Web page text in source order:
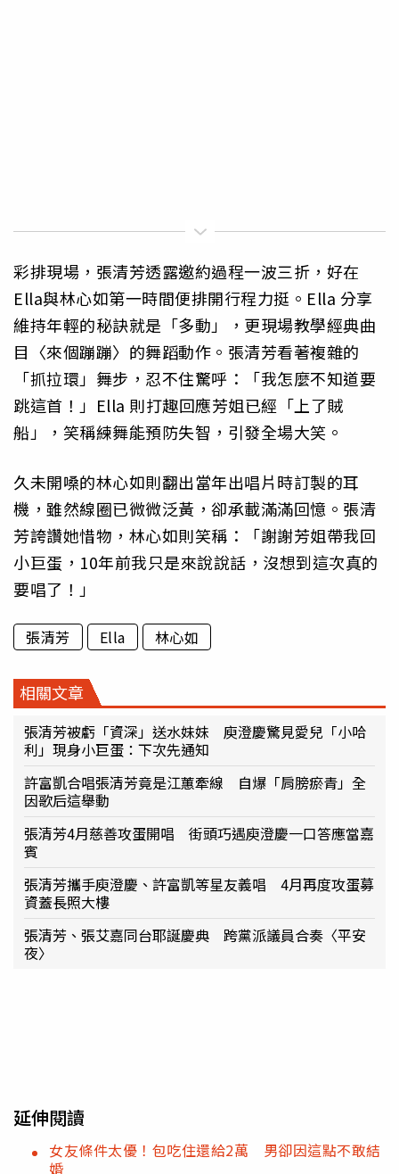
彩排現場，張清芳透露邀約過程一波三折，好在
Ella與林心如第一時間便排開行程力挺。Ella 分享
維持年輕的秘訣就是「多動」，更現場教學經典曲
目〈來個蹦蹦〉的舞蹈動作。張清芳看著複雜的
「抓拉環」舞步，忍不住驚呼：「我怎麼不知道要
跳這首！」Ella 則打趣回應芳姐已經「上了賊
船」，笑稱練舞能預防失智，引發全場大笑。
久未開嗓的林心如則翻出當年出唱片時訂製的耳
機，雖然線圈已微微泛黃，卻承載滿滿回憶。張清
芳誇讚她惜物，林心如則笑稱：「謝謝芳姐帶我回
小巨蛋，10年前我只是來說說話，沒想到這次真的
要唱了！」
張清芳 Ella 林心如
相關文章
張清芳被虧「資深」送水妹妹 庾澄慶驚見愛兒「小哈
利」現身小巨蛋：下次先通知
許富凱合唱張清芳竟是江蕙牽線 自爆「肩膀瘀青」全
因歌后這舉動
張清芳4月慈善攻蛋開唱 街頭巧遇庾澄慶一口答應當嘉
賓
張清芳攜手庾澄慶、許富凱等星友義唱 4月再度攻蛋募
資蓋長照大樓
張清芳、張艾嘉同台耶誕慶典 跨黨派議員合奏〈平安
夜〉
延伸閱讀
女友條件太優！包吃住還給2萬 男卻因這點不敢結
婚